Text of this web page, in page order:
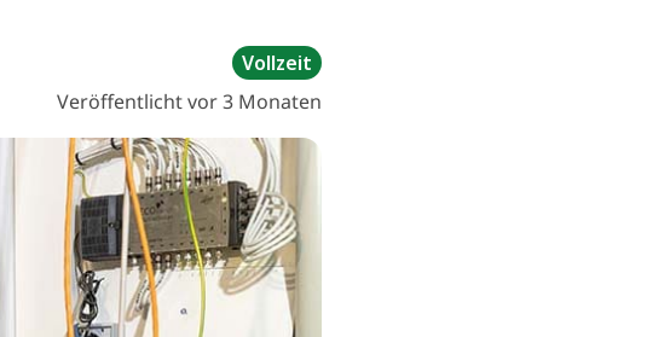
Vollzeit
Veröffentlicht vor 3 Monaten